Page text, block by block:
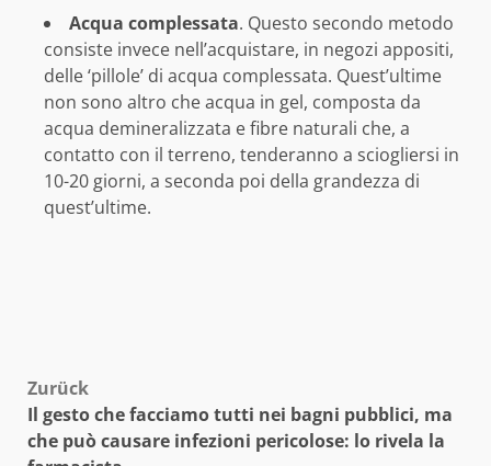
Acqua complessata. Questo secondo metodo
consiste invece nell’acquistare, in negozi appositi,
delle ‘pillole’ di acqua complessata. Quest’ultime
non sono altro che acqua in gel, composta da
acqua demineralizzata e fibre naturali che, a
contatto con il terreno, tenderanno a sciogliersi in
10-20 giorni, a seconda poi della grandezza di
quest’ultime.
Beitragsnavigation
Zurück
Il gesto che facciamo tutti nei bagni pubblici, ma
che può causare infezioni pericolose: lo rivela la